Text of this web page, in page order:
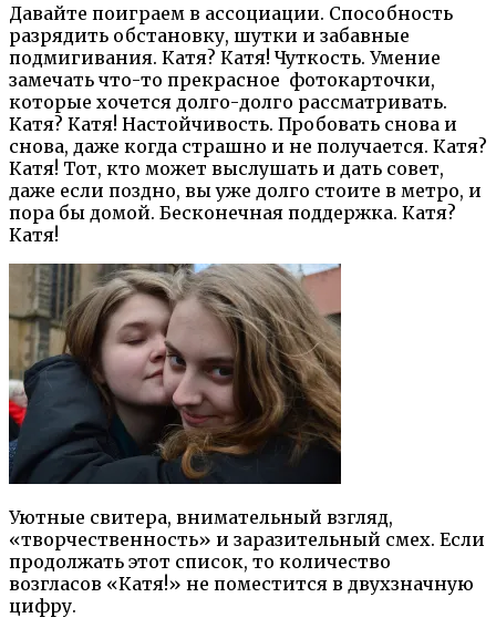
Давайте поиграем в ассоциации. Способность
разрядить обстановку, шутки и забавные
подмигивания. Катя? Катя! Чуткость. Умение
замечать что-то прекрасное фотокарточки,
которые хочется долго-долго рассматривать.
Катя? Катя! Настойчивость. Пробовать снова и
снова, даже когда страшно и не получается. Катя?
Катя! Тот, кто может выслушать и дать совет,
даже если поздно, вы уже долго стоите в метро, и
пора бы домой. Бесконечная поддержка. Катя?
Катя!
Уютные свитера, внимательный взгляд,
«творчественность» и заразительный смех. Если
продолжать этот список, то количество
возгласов «Катя!» не поместится в двухзначную
цифру.